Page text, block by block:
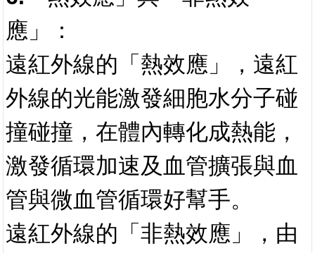
應」：
遠紅外線的「熱效應」，遠紅
外線的光能激發細胞水分子碰
撞碰撞，在體內轉化成熱能，
激發循環加速及血管擴張與血
管與微血管循環好幫手。
遠紅外線的「非熱效應」，由